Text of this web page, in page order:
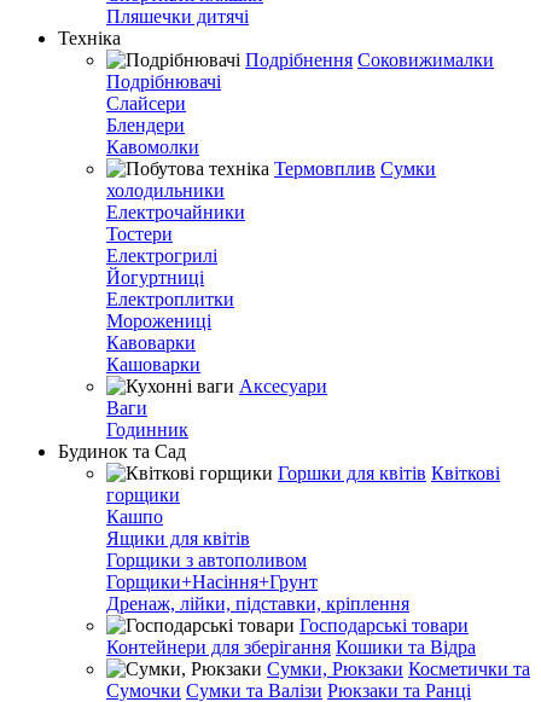
Пляшечки дитячі
Техніка
Подрібнення Соковижималки
Подрібнювачі
Слайсери
Блендери
Кавомолки
Термовплив Сумки
холодильники
Електрочайники
Тостери
Електрогрилі
Йогуртниці
Електроплитки
Морожениці
Кавоварки
Кашоварки
Аксесуари
Ваги
Годинник
Будинок та Сад
Горшки для квітів Квіткові
горщики
Кашпо
Ящики для квітів
Горщики з автополивом
Горщики+Насіння+Грунт
Дренаж, лійки, підставки, кріплення
Господарські товари
Контейнери для зберігання Кошики та Відра
Сумки, Рюкзаки Косметички та
Сумочки Сумки та Валізи Рюкзаки та Ранці